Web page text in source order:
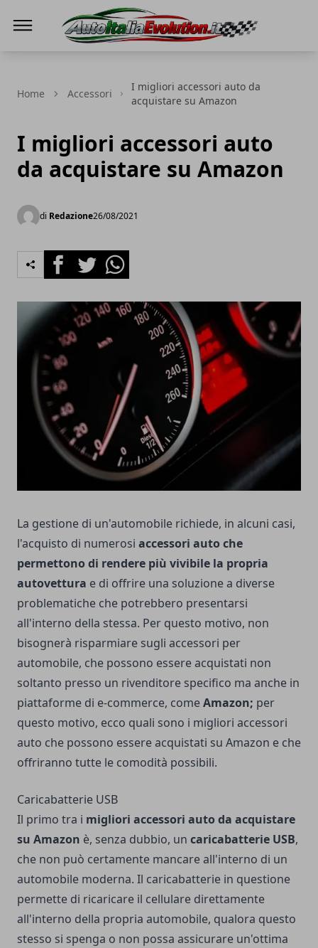
Home Accessori
I migliori accessori auto da
acquistare su Amazon
I migliori accessori auto
da acquistare su Amazon
di Redazione26/08/2021
FacebookTwitterWhatsapp
La gestione di un'automobile richiede, in alcuni casi,
l'acquisto di numerosi accessori auto che
permettono di rendere più vivibile la propria
autovettura e di offrire una soluzione a diverse
problematiche che potrebbero presentarsi
all'interno della stessa. Per questo motivo, non
bisognerà risparmiare sugli accessori per
automobile, che possono essere acquistati non
soltanto presso un rivenditore specifico ma anche in
piattaforme di e-commerce, comeAmazon; per
questo motivo, ecco quali sono i migliori accessori
auto che possono essere acquistati su Amazon e che
offriranno tutte le comodità possibili.
Caricabatterie USB
Il primo tra i migliori accessori auto da acquistare
su Amazon è, senza dubbio, un caricabatterie USB,
che non può certamente mancare all'interno di un
automobile moderna. Il caricabatterie in questione
permette di ricaricare il cellulare direttamente
all'interno della propria automobile, qualora questo
stesso si spenga o non possa assicurare un'ottima